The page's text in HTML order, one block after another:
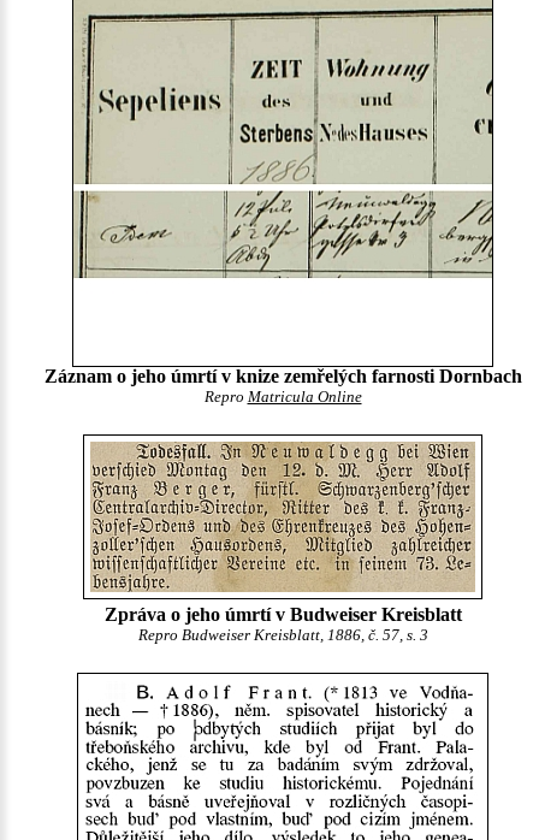
Záznam o jeho úmrtí v knize zemřelých farnosti Dornbach
Repro Matricula Online
Zpráva o jeho úmrtí v Budweiser Kreisblatt
Repro Budweiser Kreisblatt, 1886, č. 57, s. 3